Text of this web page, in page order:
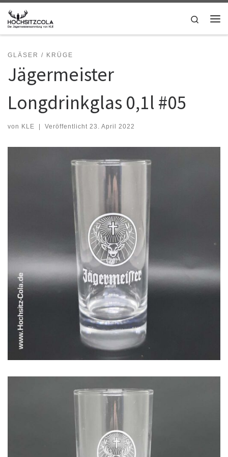
Zum Inhalt springen
Search
GLÄSER / KRÜGE
Jägermeister
Longdrinkglas 0,1l #05
von KLE Veröffentlicht 23. April 2022